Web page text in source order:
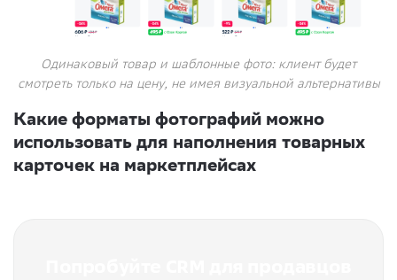
Одинаковый товар и шаблонные фото: клиент будет
смотреть только на цену, не имея визуальной альтернативы
Какие форматы фотографий можно
использовать для наполнения товарных
карточек на маркетплейсах